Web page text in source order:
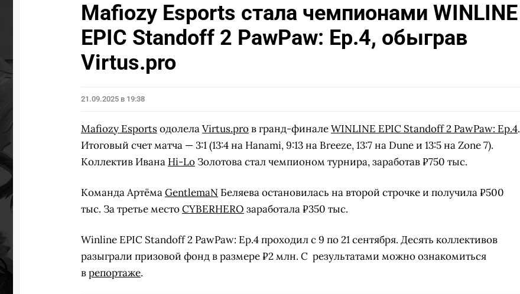
Mafiozy Esports стала чемпионами WINLINE
EPIC Standoff 2 PawPaw: Ep.4, обыграв
Virtus.pro
21.09.2025 в 19:38
Mafiozy EsportsодолелаVirtus.proв гранд-финалеWINLINE EPIC Standoff 2 PawPaw: Ep.4.
Итоговый счет матча — 3:1 (13:4 на Hanami, 9:13 на Breeze, 13:7 на Dune и 13:5 на Zone 7).
Коллектив Ивана Hi-Lo Золотова стал чемпионом турнира, заработав ₽750 тыс.
Команда АртёмаGentlemaN Беляева остановилась на второй строчке и получила ₽500
тыс. За третье местоCYBERHERO заработала ₽350 тыс.
Winline EPIC Standoff 2 PawPaw: Ep.4 проходил с 9 по 21 сентября. Десять коллективов
разыграли призовой фонд в размере ₽2 млн. С результатами можно ознакомиться
врепортаже.